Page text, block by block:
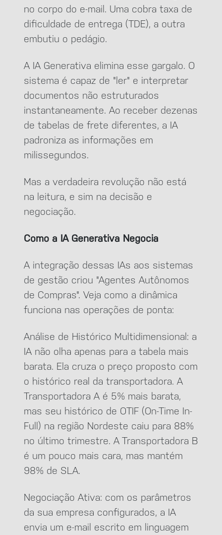
no corpo do e-mail. Uma cobra taxa de
dificuldade de entrega (TDE), a outra
embutiu o pedágio.
A IA Generativa elimina esse gargalo. O
sistema é capaz de "ler" e interpretar
documentos não estruturados
instantaneamente. Ao receber dezenas
de tabelas de frete diferentes, a IA
padroniza as informações em
milissegundos.
Mas a verdadeira revolução não está
na leitura, e sim na decisão e
negociação.
Como a IA Generativa Negocia
A integração dessas IAs aos sistemas
de gestão criou "Agentes Autônomos
de Compras". Veja como a dinâmica
funciona nas operações de ponta:
Análise de Histórico Multidimensional: a
IA não olha apenas para a tabela mais
barata. Ela cruza o preço proposto com
o histórico real da transportadora. A
Transportadora A é 5% mais barata,
mas seu histórico de OTIF (On-Time In-
Full) na região Nordeste caiu para 88%
no último trimestre. A Transportadora B
é um pouco mais cara, mas mantém
98% de SLA.
Negociação Ativa: com os parâmetros
da sua empresa configurados, a IA
envia um e-mail escrito em linguagem